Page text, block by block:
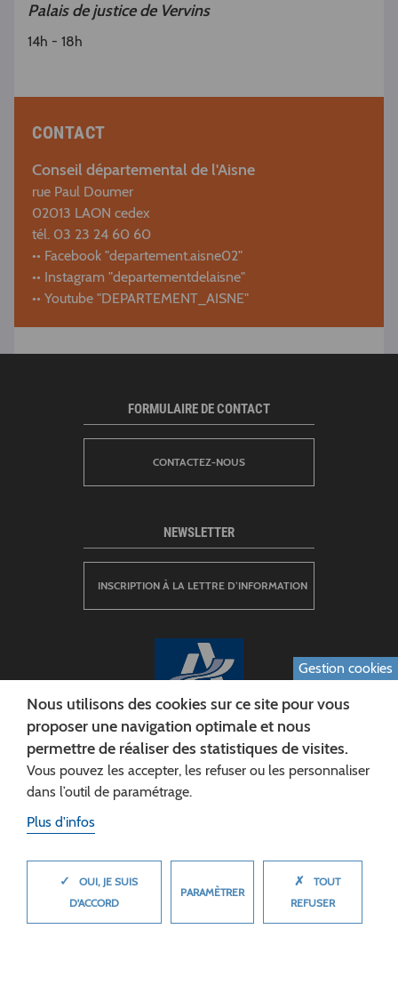
Palais de justice de Vervins
14h - 18h
CONTACT
Conseil départemental de l'Aisne
rue Paul Doumer
02013 LAON cedex
tél. 03 23 24 60 60
•• Facebook "departement.aisne02"
•• Instagram "departementdelaisne"
•• Youtube "DEPARTEMENT_AISNE"
CONSEIL DÉPARTEMENTAL DE L'AISNE
Siège :
FORMULAIRE DE CONTACT
CONTACTEZ-NOUS
NEWSLETTER
INSCRIPTION À LA LETTRE D’INFORMATION
Gestion cookies
Nous utilisons des cookies sur ce site pour vous
proposer une navigation optimale et nous
permettre de réaliser des statistiques de visites.
Vous pouvez les accepter, les refuser ou les personnaliser
dans l’outil de paramétrage.
Plus d'infos
✓
OUI, JE SUIS
D'ACCORD
PARAMÈTRER
✗
TOUT
REFUSER
MASQUER